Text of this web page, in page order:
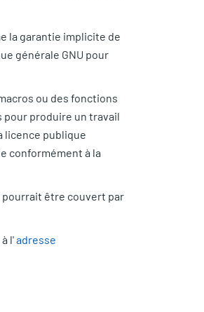
la garantie implicite de
générale GNU pour
ou des fonctions
pour produire un travail
licence publique
conformément à la
pourrait être couvert par
à l'adresse